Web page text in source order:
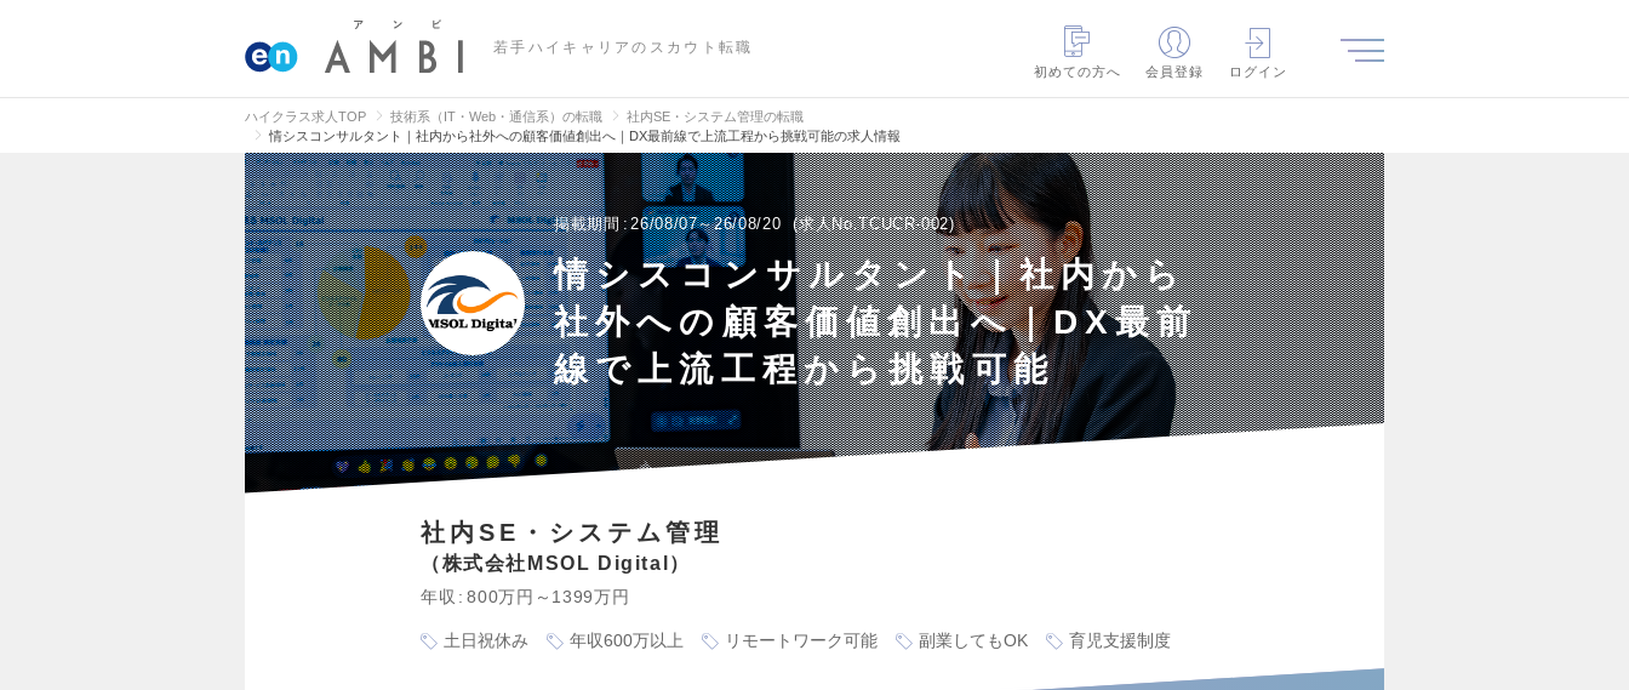
若手ハイキャリアのスカウト転職
初めての方へ
会員登録 ログイン
ハイクラス求人TOP 技術系（IT・Web・通信系）の転職
社内SE・システム管理の転職
情シスコンサルタント｜社内から社外への顧客価値創出へ｜DX最前線で上流工程から挑戦可能の求人情報
掲載期間 26/08/07～26/08/20 求人No.TCUCR-002
情シスコンサルタント｜社内から
社外への顧客価値創出へ｜DX最前
線で上流工程から挑戦可能
社内SE・システム管理
株式会社MSOL Digital
年収 800万円～1399万円
土日祝休み 年収600万以上 リモートワーク可能 副業してもOK 育児支援制度